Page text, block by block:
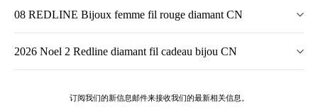
08 REDLINE Bijoux femme fil rouge diamant CN
2026 Noel 2 Redline diamant fil cadeau bijou CN
订阅我们的新信息邮件来接收我们的最新相关信息。